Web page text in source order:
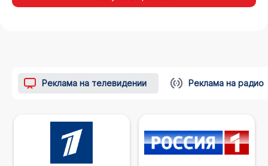
Реклама на телевидении Реклама на радио